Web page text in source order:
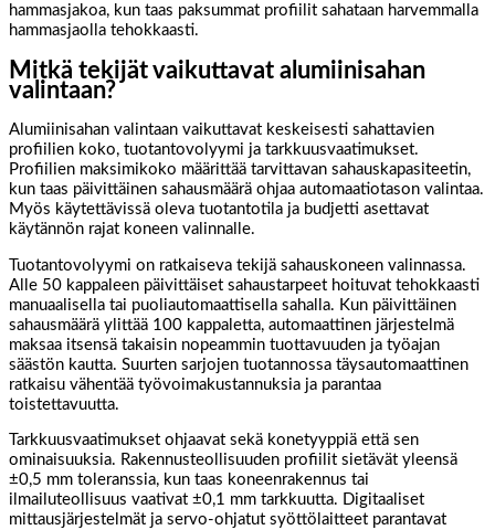
hammasjakoa, kun taas paksummat profiilit sahataan harvemmalla
hammasjaolla tehokkaasti.
Mitkä tekijät vaikuttavat alumiinisahan
valintaan?
Alumiinisahan valintaan vaikuttavat keskeisesti sahattavien
profiilien koko, tuotantovolyymi ja tarkkuusvaatimukset.
Profiilien maksimikoko määrittää tarvittavan sahauskapasiteetin,
kun taas päivittäinen sahausmäärä ohjaa automaatiotason valintaa.
Myös käytettävissä oleva tuotantotila ja budjetti asettavat
käytännön rajat koneen valinnalle.
Tuotantovolyymi on ratkaiseva tekijä sahauskoneen valinnassa.
Alle 50 kappaleen päivittäiset sahaustarpeet hoituvat tehokkaasti
manuaalisella tai puoliautomaattisella sahalla. Kun päivittäinen
sahausmäärä ylittää 100 kappaletta, automaattinen järjestelmä
maksaa itsensä takaisin nopeammin tuottavuuden ja työajan
säästön kautta. Suurten sarjojen tuotannossa täysautomaattinen
ratkaisu vähentää työvoimakustannuksia ja parantaa
toistettavuutta.
Tarkkuusvaatimukset ohjaavat sekä konetyyppiä että sen
ominaisuuksia. Rakennusteollisuuden profiilit sietävät yleensä
±0,5 mm toleranssia, kun taas koneenrakennus tai
ilmailuteollisuus vaativat ±0,1 mm tarkkuutta. Digitaaliset
mittausjärjestelmät ja servo-ohjatut syöttölaitteet parantavat